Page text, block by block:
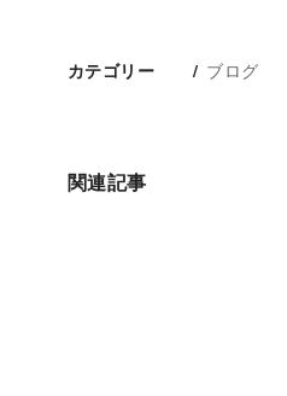
カテゴリー ブログ
関連記事